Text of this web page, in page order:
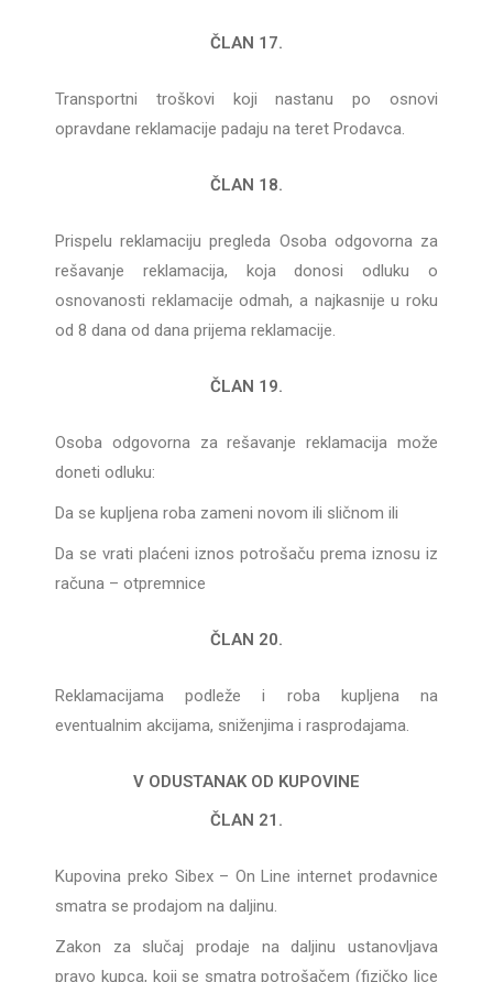
ČLAN 17.
Transportni troškovi koji nastanu po osnovi
opravdane reklamacije padaju na teret Prodavca.
ČLAN 18.
Prispelu reklamaciju pregleda Osoba odgovorna za
rešavanje reklamacija, koja donosi odluku o
osnovanosti reklamacije odmah, a najkasnije u roku
od 8 dana od dana prijema reklamacije.
ČLAN 19.
Osoba odgovorna za rešavanje reklamacija može
doneti odluku:
Da se kupljena roba zameni novom ili sličnom ili
Da se vrati plaćeni iznos potrošaču prema iznosu iz
računa – otpremnice
ČLAN 20.
Reklamacijama podleže i roba kupljena na
eventualnim akcijama, sniženjima i rasprodajama.
V ODUSTANAK OD KUPOVINE
ČLAN 21.
Kupovina preko Sibex – On Line internet prodavnice
smatra se prodajom na daljinu.
Zakon za slučaj prodaje na daljinu ustanovljava
pravo kupca, koji se smatra potrošačem (fizičko lice